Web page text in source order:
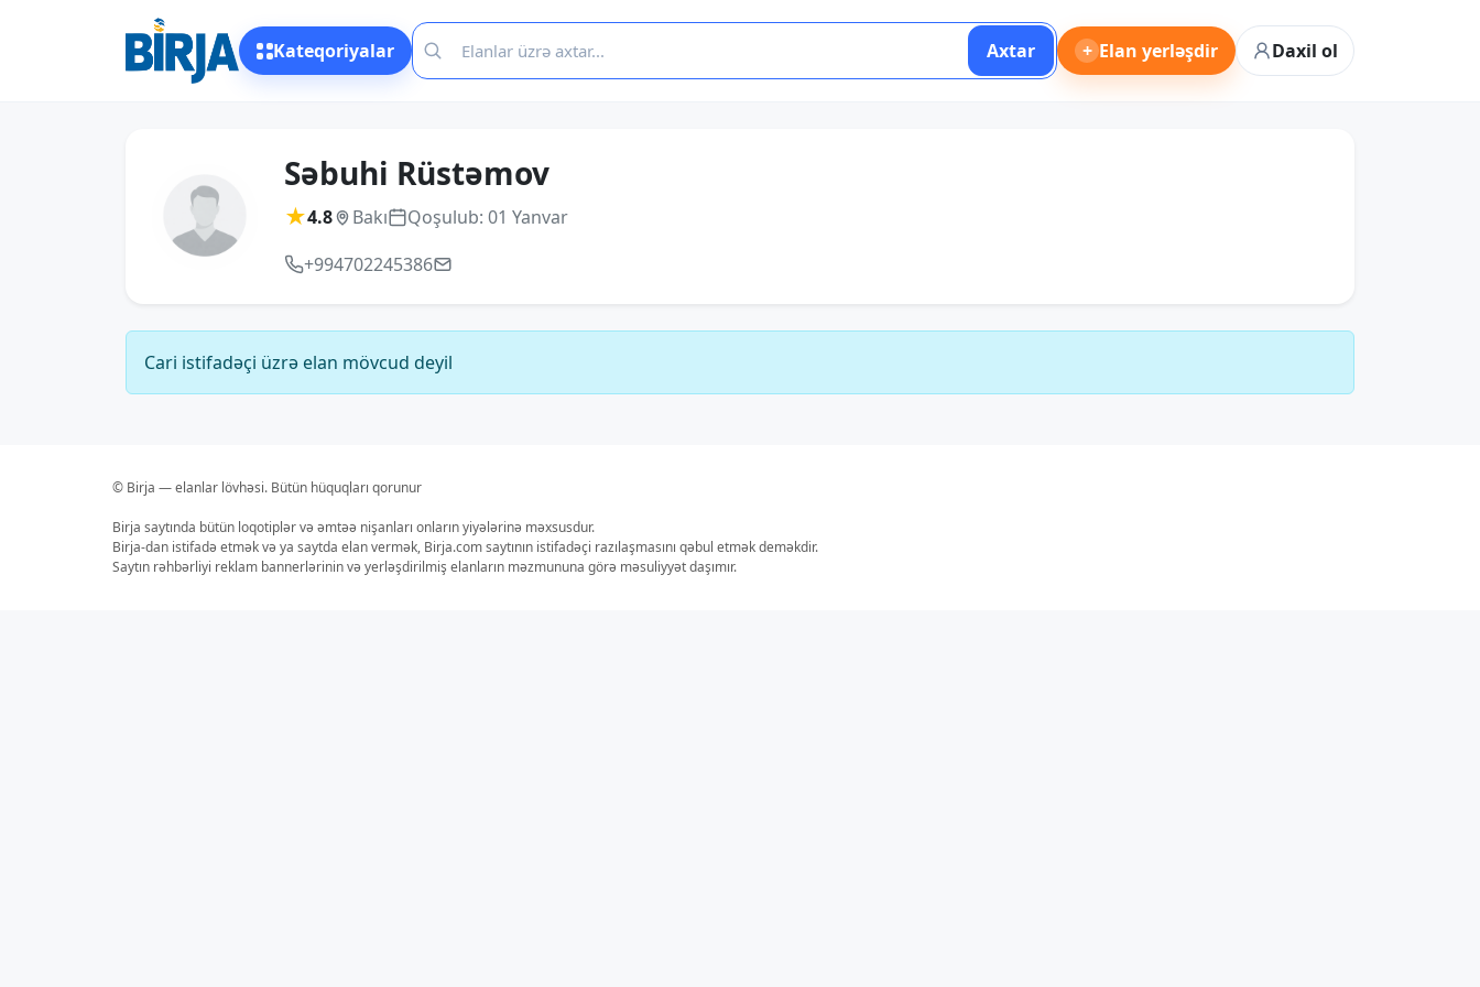
Kateqoriyalar Axtar + Elan yerləşdir Daxil ol
Səbuhi Rüstəmov
★4.8 Bakı
Qoşulub: 01 Yanvar
+994702245386
Cari istifadəçi üzrə elan mövcud deyil
© Birja — elanlar lövhəsi. Bütün hüquqları qorunur
Birja saytında bütün loqotiplər və əmtəə nişanları onların yiyələrinə məxsusdur.
Birja-dan istifadə etmək və ya saytda elan vermək, Birja.com saytının istifadəçi razılaşmasını qəbul etmək deməkdir.
Saytın rəhbərliyi reklam bannerlərinin və yerləşdirilmiş elanların məzmununa görə məsuliyyət daşımır.